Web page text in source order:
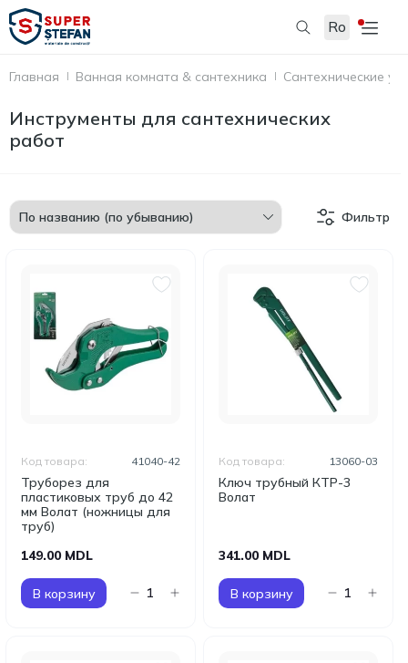
Ro
Главная Ванная комната & сантехника Сантехнические
Инструменты для сантехнических
работ
Фильтр
Труборез для
пластиковых труб до 42
мм Волат (ножницы для
труб)
Код товара: 41040-42
149.00 MDL
В корзину
Ключ трубный КТР-3
Волат
Код товара: 13060-03
341.00 MDL
В корзину